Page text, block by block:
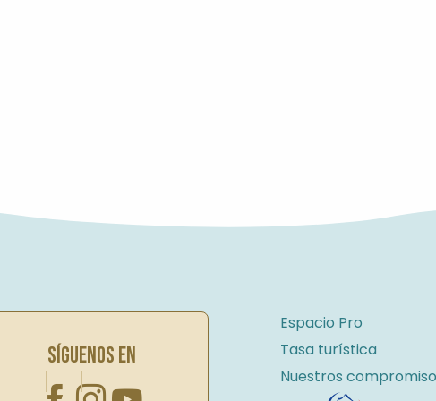
SÍGUENOS EN
Espacio Pro
Tasa turística
Nuestros